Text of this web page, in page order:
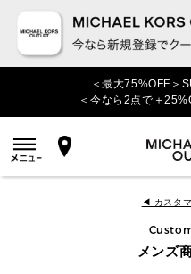
＜最大75%OFF＞
＜今なら2点で＋
◀ カスタ
メンズ